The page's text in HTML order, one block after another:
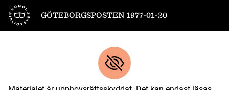
Till startsidan
GÖTEBORGSPOSTEN 1977-01-20